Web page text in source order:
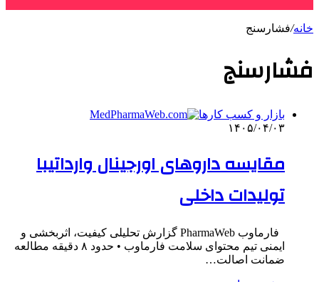
خانه/فشارسنج
فشارسنج
بازار و کسب کارها
۱۴۰۵/۰۴/۰۳
مقایسه داروهای اورجینال وارداتیبا
تولیدات داخلی
فارماوب PharmaWeb گزارش تحلیلی کیفیت، اثربخشی و
ایمنی تیم محتوای سلامت فارماوب • حدود ۸ دقیقه مطالعه
ضمانت اصالت…